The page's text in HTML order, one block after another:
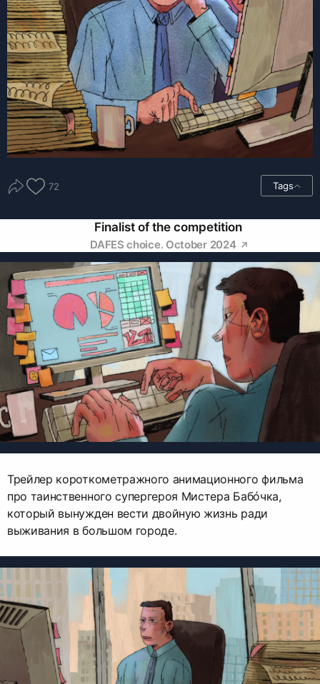
72 Tags
Finalist of the competition
DAFES choice. October 2024
Трейлер короткометражного анимационного фильма
про таинственного супергероя Мистера Бабóчка,
который вынужден вести двойную жизнь ради
выживания в большом городе.